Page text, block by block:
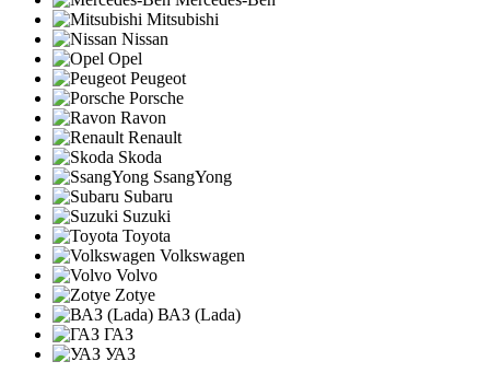
Mitsubishi
Nissan
Opel
Peugeot
Porsche
Ravon
Renault
Skoda
SsangYong
Subaru
Suzuki
Toyota
Volkswagen
Volvo
Zotye
ВАЗ (Lada)
ГАЗ
УАЗ